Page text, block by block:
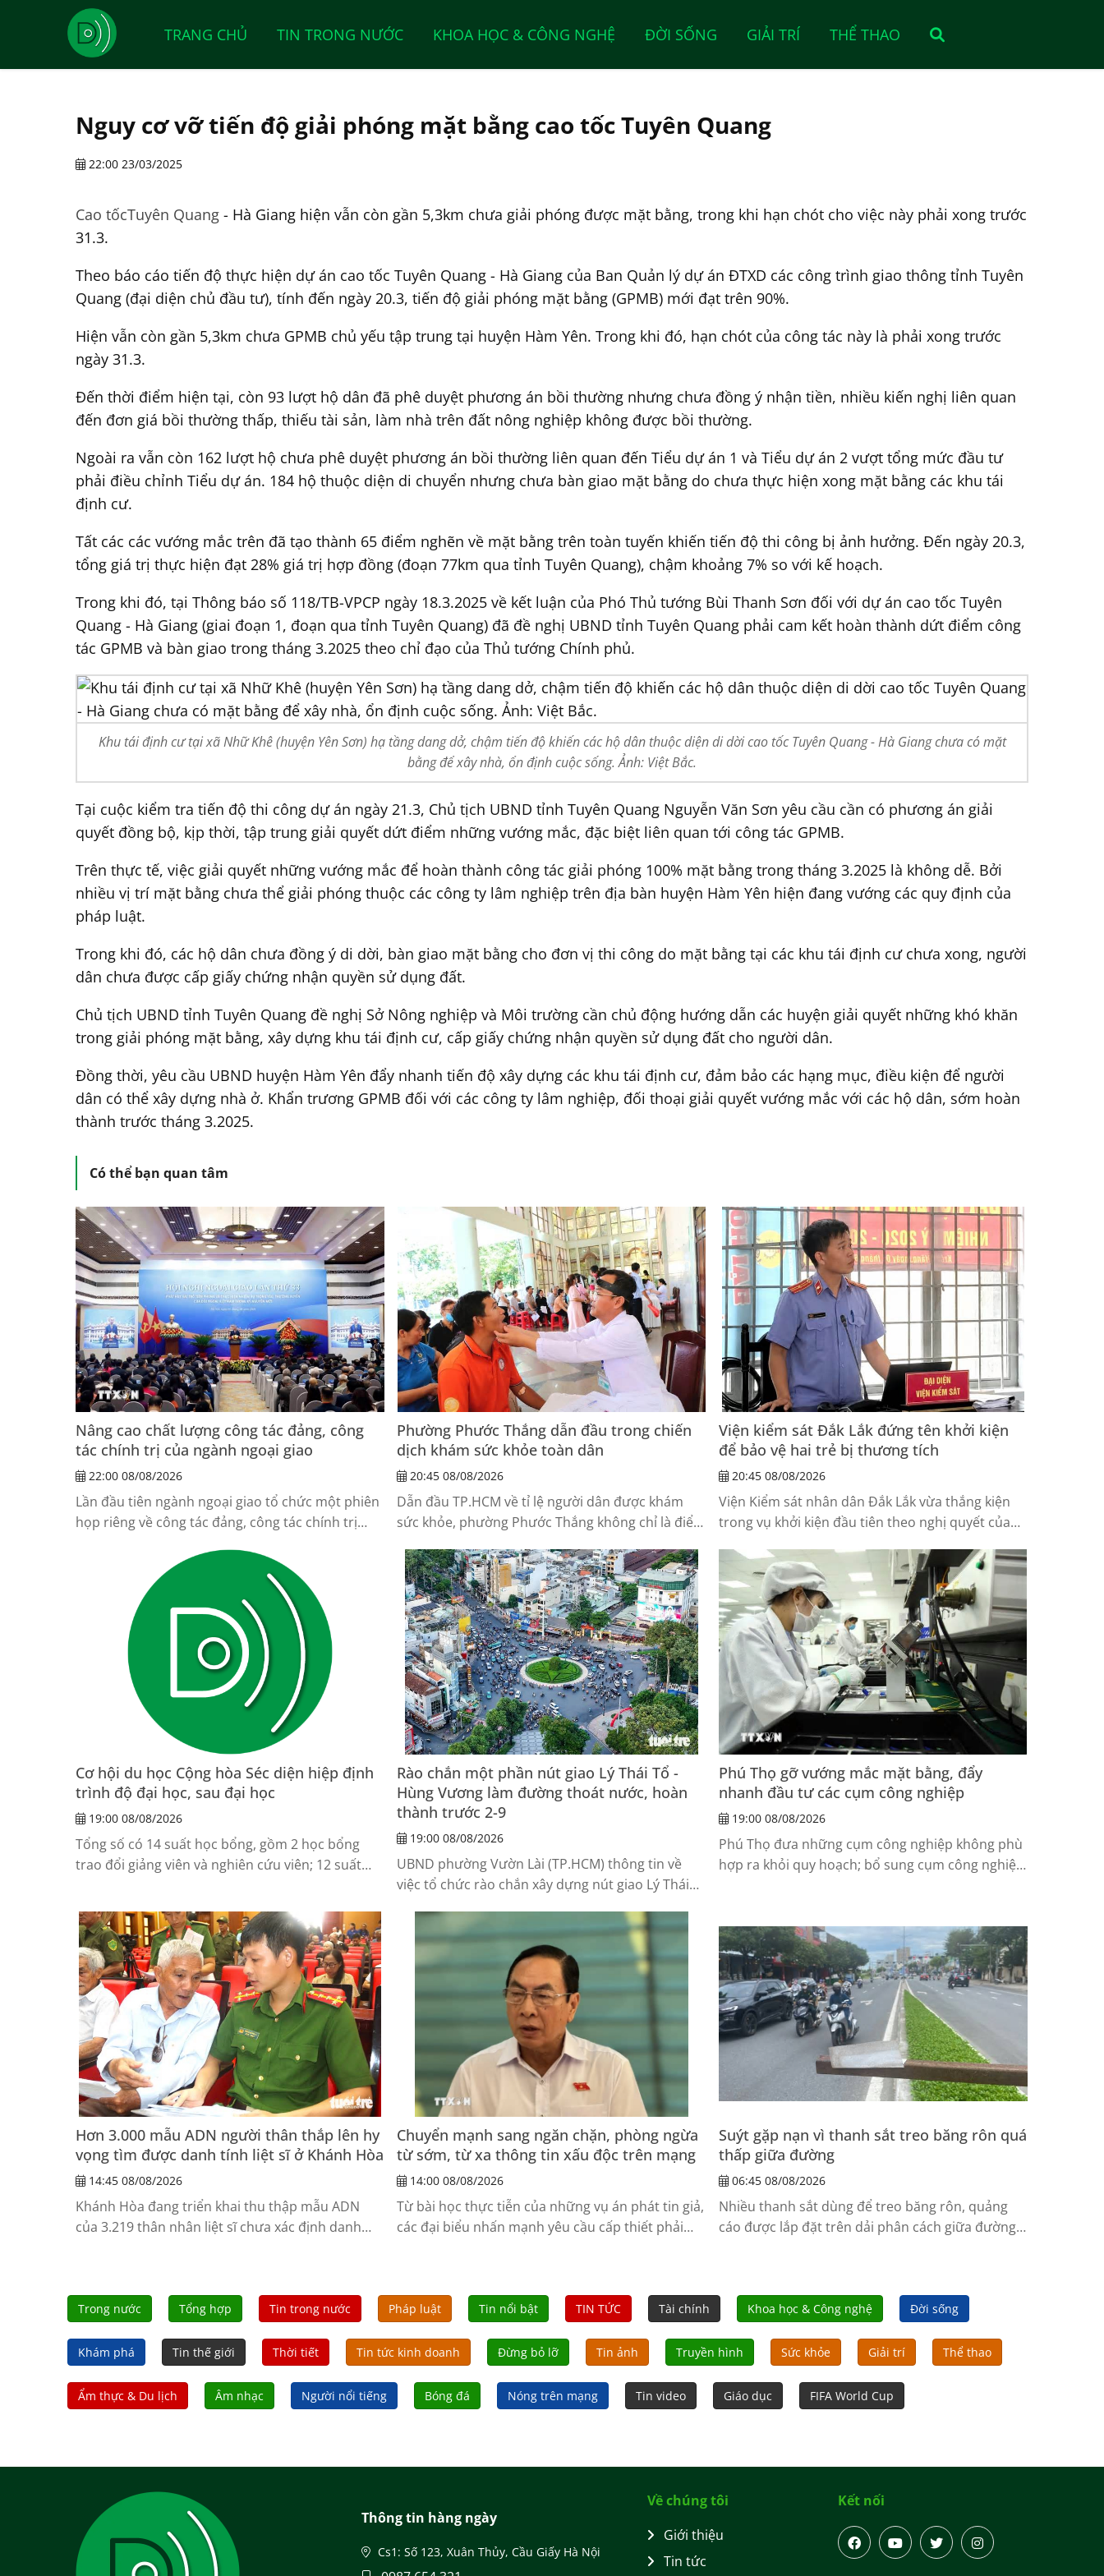
TRANG CHỦ TIN TRONG NƯỚC KHOA HỌC & CÔNG NGHỆ ĐỜI SỐNG GIẢI TRÍ THỂ THAO
Nguy cơ vỡ tiến độ giải phóng mặt bằng cao tốc Tuyên Quang
22:00 23/03/2025
Cao tốcTuyên Quang - Hà Giang hiện vẫn còn gần 5,3km chưa giải phóng được mặt bằng, trong khi hạn chót cho việc này phải xong trước
31.3.
Theo báo cáo tiến độ thực hiện dự án cao tốc Tuyên Quang - Hà Giang của Ban Quản lý dự án ĐTXD các công trình giao thông tỉnh Tuyên
Quang (đại diện chủ đầu tư), tính đến ngày 20.3, tiến độ giải phóng mặt bằng (GPMB) mới đạt trên 90%.
Hiện vẫn còn gần 5,3km chưa GPMB chủ yếu tập trung tại huyện Hàm Yên. Trong khi đó, hạn chót của công tác này là phải xong trước
ngày 31.3.
Đến thời điểm hiện tại, còn 93 lượt hộ dân đã phê duyệt phương án bồi thường nhưng chưa đồng ý nhận tiền, nhiều kiến nghị liên quan
đến đơn giá bồi thường thấp, thiếu tài sản, làm nhà trên đất nông nghiệp không được bồi thường.
Ngoài ra vẫn còn 162 lượt hộ chưa phê duyệt phương án bồi thường liên quan đến Tiểu dự án 1 và Tiểu dự án 2 vượt tổng mức đầu tư
phải điều chỉnh Tiểu dự án. 184 hộ thuộc diện di chuyển nhưng chưa bàn giao mặt bằng do chưa thực hiện xong mặt bằng các khu tái
định cư.
Tất các các vướng mắc trên đã tạo thành 65 điểm nghẽn về mặt bằng trên toàn tuyến khiến tiến độ thi công bị ảnh hưởng. Đến ngày 20.3,
tổng giá trị thực hiện đạt 28% giá trị hợp đồng (đoạn 77km qua tỉnh Tuyên Quang), chậm khoảng 7% so với kế hoạch.
Trong khi đó, tại Thông báo số 118/TB-VPCP ngày 18.3.2025 về kết luận của Phó Thủ tướng Bùi Thanh Sơn đối với dự án cao tốc Tuyên
Quang - Hà Giang (giai đoạn 1, đoạn qua tỉnh Tuyên Quang) đã đề nghị UBND tỉnh Tuyên Quang phải cam kết hoàn thành dứt điểm công
tác GPMB và bàn giao trong tháng 3.2025 theo chỉ đạo của Thủ tướng Chính phủ.
Khu tái định cư tại xã Nhữ Khê (huyện Yên Sơn) hạ tầng dang dở, chậm tiến độ khiến các hộ dân thuộc diện di dời cao tốc Tuyên Quang - Hà Giang chưa có mặt
bằng để xây nhà, ổn định cuộc sống. Ảnh: Việt Bắc.
Tại cuộc kiểm tra tiến độ thi công dự án ngày 21.3, Chủ tịch UBND tỉnh Tuyên Quang Nguyễn Văn Sơn yêu cầu cần có phương án giải
quyết đồng bộ, kịp thời, tập trung giải quyết dứt điểm những vướng mắc, đặc biệt liên quan tới công tác GPMB.
Trên thực tế, việc giải quyết những vướng mắc để hoàn thành công tác giải phóng 100% mặt bằng trong tháng 3.2025 là không dễ. Bởi
nhiều vị trí mặt bằng chưa thể giải phóng thuộc các công ty lâm nghiệp trên địa bàn huyện Hàm Yên hiện đang vướng các quy định của
pháp luật.
Trong khi đó, các hộ dân chưa đồng ý di dời, bàn giao mặt bằng cho đơn vị thi công do mặt bằng tại các khu tái định cư chưa xong, người
dân chưa được cấp giấy chứng nhận quyền sử dụng đất.
Chủ tịch UBND tỉnh Tuyên Quang đề nghị Sở Nông nghiệp và Môi trường cần chủ động hướng dẫn các huyện giải quyết những khó khăn
trong giải phóng mặt bằng, xây dựng khu tái định cư, cấp giấy chứng nhận quyền sử dụng đất cho người dân.
Đồng thời, yêu cầu UBND huyện Hàm Yên đẩy nhanh tiến độ xây dựng các khu tái định cư, đảm bảo các hạng mục, điều kiện để người
dân có thể xây dựng nhà ở. Khẩn trương GPMB đối với các công ty lâm nghiệp, đối thoại giải quyết vướng mắc với các hộ dân, sớm hoàn
thành trước tháng 3.2025.
Có thể bạn quan tâm
Nâng cao chất lượng công tác đảng, công
tác chính trị của ngành ngoại giao
22:00 08/08/2026
Lần đầu tiên ngành ngoại giao tổ chức một phiên
họp riêng về công tác đảng, công tác chính trị
quan tâm đặc biệt đối với nhiệm vụ xây dựng
Phường Phước Thắng dẫn đầu trong chiến
dịch khám sức khỏe toàn dân
20:45 08/08/2026
Dẫn đầu TP.HCM về tỉ lệ người dân được khám
sức khỏe, phường Phước Thắng không chỉ là điểm
khỏe toàn dân, mà còn trở thành mô hình để
nhiều địa phương tham khảo.
Viện kiểm sát Đắk Lắk đứng tên khởi kiện
để bảo vệ hai trẻ bị thương tích
20:45 08/08/2026
Viện Kiểm sát nhân dân Đắk Lắk vừa thắng kiện
trong vụ khởi kiện đầu tiên theo nghị quyết của
người gây thương tích bồi thường hơn 50 triệu
đồng cho hai trẻ bị hại, mở thêm cơ chế bảo vệ
người yếu thế khi không thể tự khởi kiện.
Cơ hội du học Cộng hòa Séc diện hiệp định
trình độ đại học, sau đại học
19:00 08/08/2026
Tổng số có 14 suất học bổng, gồm 2 học bổng
trao đổi giảng viên và nghiên cứu viên; 12 suất
Rào chắn một phần nút giao Lý Thái Tổ -
Hùng Vương làm đường thoát nước, hoàn
thành trước 2-9
19:00 08/08/2026
UBND phường Vườn Lài (TP.HCM) thông tin về
việc tổ chức rào chắn xây dựng nút giao Lý Thái
ghi nhận tình trạng ùn tắc giao thông.
Phú Thọ gỡ vướng mắc mặt bằng, đẩy
nhanh đầu tư các cụm công nghiệp
19:00 08/08/2026
Phú Thọ đưa những cụm công nghiệp không phù
hợp ra khỏi quy hoạch; bổ sung cụm công nghiệp
cao.
Hơn 3.000 mẫu ADN người thân thắp lên hy
vọng tìm được danh tính liệt sĩ ở Khánh Hòa
14:45 08/08/2026
Khánh Hòa đang triển khai thu thập mẫu ADN
của 3.219 thân nhân liệt sĩ chưa xác định danh
Chuyển mạnh sang ngăn chặn, phòng ngừa
từ sớm, từ xa thông tin xấu độc trên mạng
14:00 08/08/2026
Từ bài học thực tiễn của những vụ án phát tin giả,
các đại biểu nhấn mạnh yêu cầu cấp thiết phải
Suýt gặp nạn vì thanh sắt treo băng rôn quá
thấp giữa đường
06:45 08/08/2026
Nhiều thanh sắt dùng để treo băng rôn, quảng
cáo được lắp đặt trên dải phân cách giữa đường 2
Trong nước Tổng hợp Tin trong nước Pháp luật Tin nổi bật TIN TỨC Tài chính Khoa học & Công nghệ Đời sống
Khám phá Tin thế giới Thời tiết Tin tức kinh doanh Đừng bỏ lỡ Tin ảnh Truyền hình Sức khỏe Giải trí Thể thao
Ẩm thực & Du lịch Âm nhạc Người nổi tiếng Bóng đá Nóng trên mạng Tin video Giáo dục FIFA World Cup
Thông tin hàng ngày
Cs1: Số 123, Xuân Thủy, Cầu Giấy Hà Nội
Về chúng tôi
Giới thiệu
Tin tức
Kết nối